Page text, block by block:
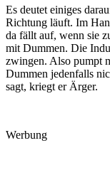
Es deutet einiges
Richtung läuft. Im
da fällt auf, wenn sie
mit Dummen. Die
zwingen. Also pumpt
Dummen jedenfalls
sagt, kriegt er Ärger.
Werbung